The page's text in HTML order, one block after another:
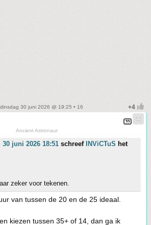
dinsdag 30 juni 2026 @ 19:25 • 16
Ancient Astronaut
juni 2026 18:51 schreef INViCTuS het
zeker voor tekenen.
van tussen de 20 en de 25 ideaal.
kiezen tussen 35+ of 14, dan ga ik